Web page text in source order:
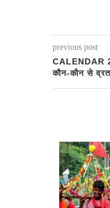
previous post
CALENDAR
कौन-कौन से व्रत